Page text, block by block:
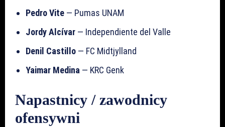
Pedro Vite — Pumas UNAM
Jordy Alcívar — Independiente del Valle
Denil Castillo — FC Midtjylland
Yaimar Medina — KRC Genk
Napastnicy / zawodnicy
ofensywni